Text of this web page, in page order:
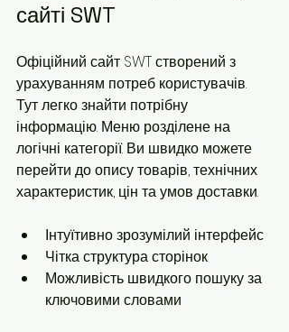
сайті SWT
Офіційний сайт SWT створений з
урахуванням потреб користувачів.
Тут легко знайти потрібну
інформацію. Меню розділене на
логічні категорії. Ви швидко можете
перейти до опису товарів, технічних
характеристик, цін та умов доставки.
Інтуїтивно зрозумілий інтерфейс
Чітка структура сторінок
Можливість швидкого пошуку за
ключовими словами